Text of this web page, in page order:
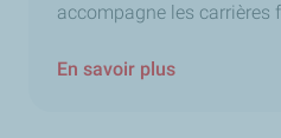
accompagne les carrières
En savoir plus